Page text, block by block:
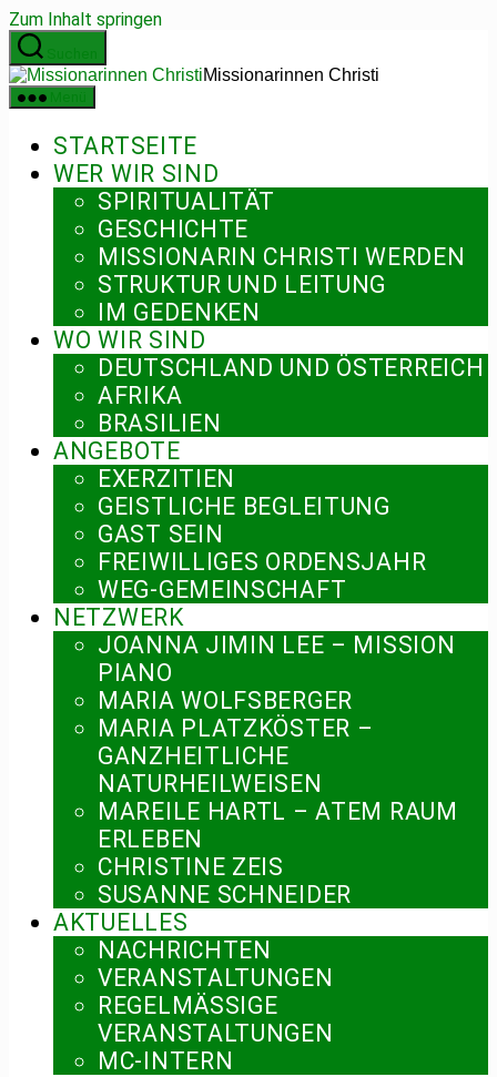
Zum Inhalt springen
Missionarinnen Christi
STARTSEITE
WER WIR SIND
SPIRITUALITÄT
GESCHICHTE
MISSIONARIN CHRISTI WERDEN
STRUKTUR UND LEITUNG
IM GEDENKEN
WO WIR SIND
DEUTSCHLAND UND ÖSTERREICH
AFRIKA
BRASILIEN
ANGEBOTE
EXERZITIEN
GEISTLICHE BEGLEITUNG
GAST SEIN
FREIWILLIGES ORDENSJAHR
WEG-GEMEINSCHAFT
NETZWERK
JOANNA JIMIN LEE – MISSION
PIANO
MARIA WOLFSBERGER
MARIA PLATZKÖSTER –
GANZHEITLICHE
NATURHEILWEISEN
MAREILE HARTL – ATEM RAUM
ERLEBEN
CHRISTINE ZEIS
SUSANNE SCHNEIDER
AKTUELLES
NACHRICHTEN
VERANSTALTUNGEN
REGELMÄSSIGE V
ERANSTALTUNGEN
MC-INTERN